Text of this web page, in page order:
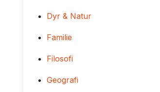
Dyr & Natur
Familie
Filosofi
Geografi